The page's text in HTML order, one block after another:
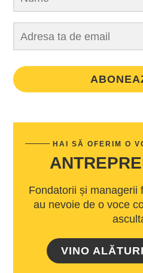
HAI SĂ OFERIM O
Fondatorii și managerii
au nevoie de o voce
VINO